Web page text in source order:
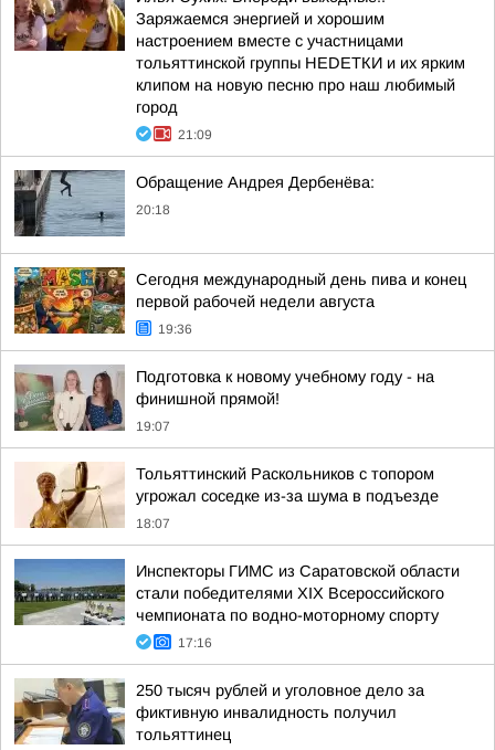
Заряжаемся энергией и хорошим
настроением вместе с участницами
тольяттинской группы НЕDЕТКИ и их ярким
клипом на новую песню про наш любимый
город
21:09
Обращение Андрея Дербенёва:
20:18
Сегодня международный день пива и конец
первой рабочей недели августа
19:36
Подготовка к новому учебному году - на
финишной прямой!
19:07
Тольяттинский Раскольников с топором
угрожал соседке из-за шума в подъезде
18:07
Инспекторы ГИМС из Саратовской области
стали победителями XIX Всероссийского
чемпионата по водно-моторному спорту
17:16
250 тысяч рублей и уголовное дело за
фиктивную инвалидность получил
тольяттинец